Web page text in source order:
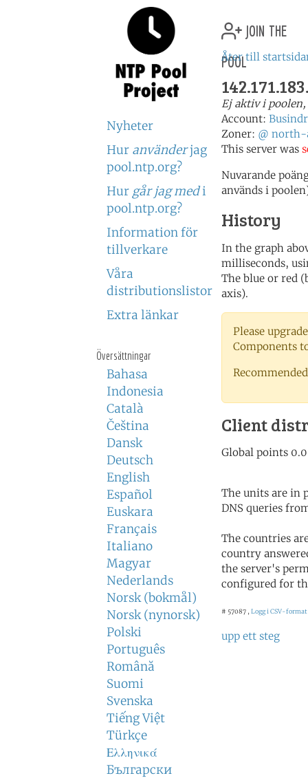
Nyheter
Hur använderjag
pool.ntp.org?
Hur går jag medi
pool.ntp.org?
Information för
tillverkare
Våra
distributionslistor
Extra länkar
Översättningar
Bahasa
Indonesia
Català
Čeština
Dansk
Deutsch
English
Español
Euskara
Français
Italiano
Magyar
Nederlands
Norsk (bokmål)
Norsk (nynorsk)
Polski
Português
Română
Suomi
Svenska
Tiếng Việt
Türkçe
Ελληνικά
Български
join the
pool
Åter till
Ej aktiv i
Account:
Zoner: @ north-
This server was
Nuvarande
används i
History
In the graph
milliseconds,
The blue or red
axis).
Please
Components
Client
The units are in
DNS queries
The countries
country
the server's
configured for
# 57087 , Logg i CSV-format
upp ett steg